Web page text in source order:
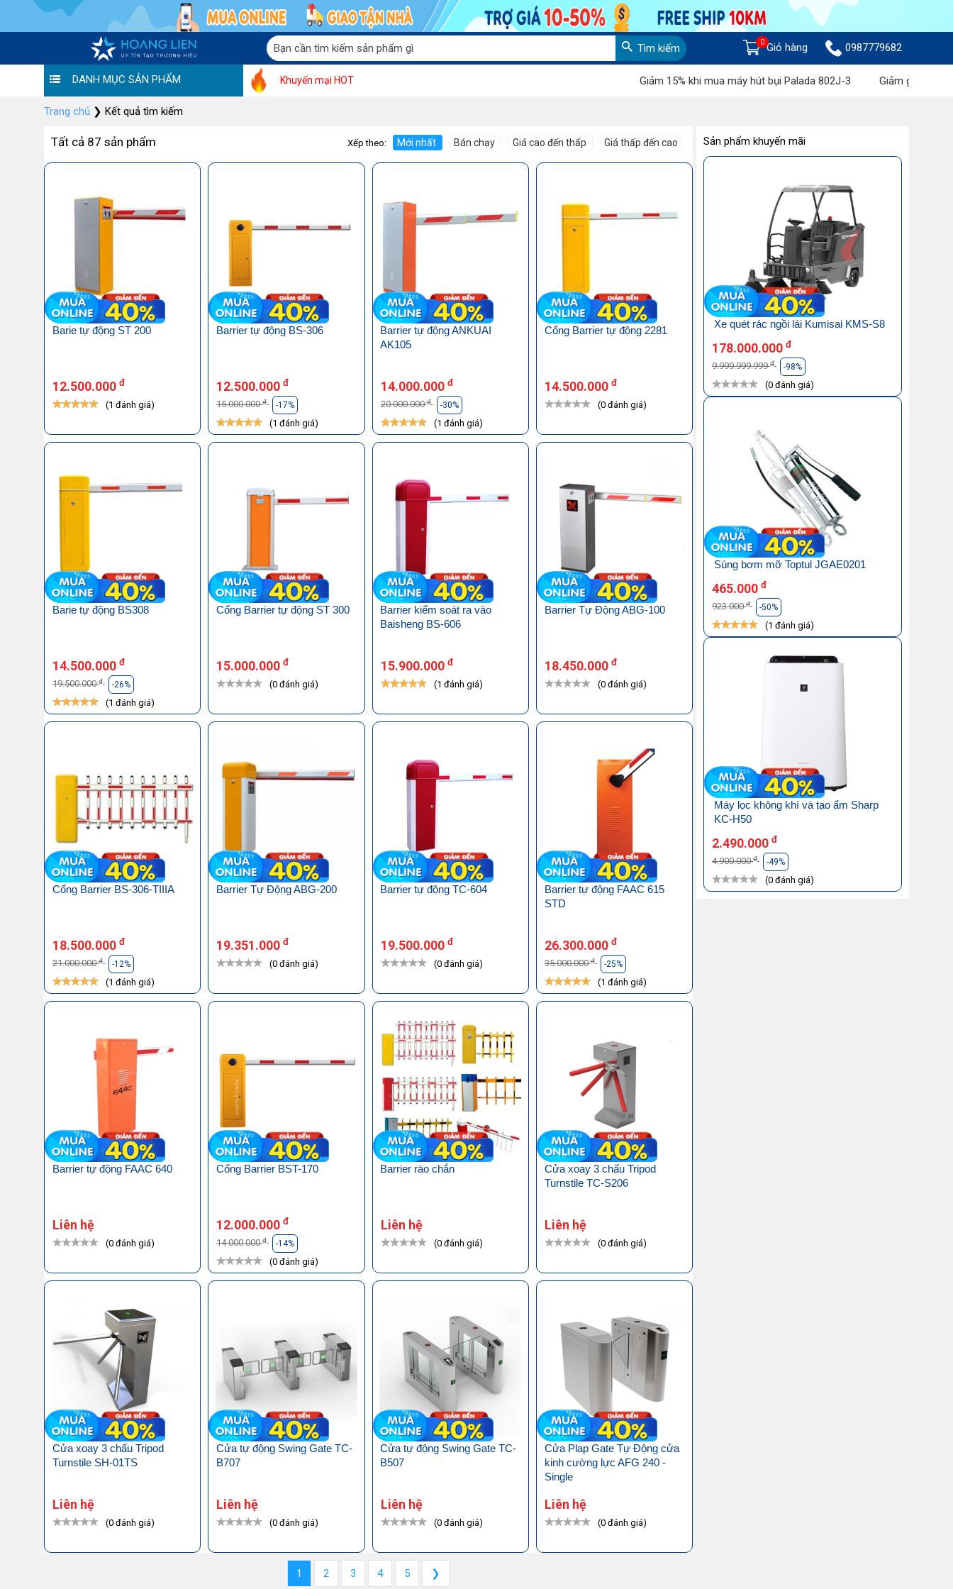
Tìm kiếm 0 Giỏ hàng 0987779682
DANH MỤC SẢN PHẨM Khuyến mại HOT Giảm 15% khi mua máy hút bụi Palada 802J-3 Giảm giá lên đến 1
Trang chủ ❯ Kết quả tìm kiếm
Tất cả 87 sản phẩm Xếp theo: Mới nhất Bán chạy Giá cao đến thấp Giá thấp đến cao
Barie tự động ST 200
12.500.000 đ
(1 đánh giá)
Barrier tự động BS-306
12.500.000đ
15.000.000đ -17%
(1 đánh giá)
Barrier tự động ANKUAI
AK105
14.000.000 đ
20.000.000đ -30%
(1 đánh giá)
Cổng Barrier tự động 2281
14.500.000 đ
(0 đánh giá)
Barie tự động BS308
14.500.000 đ
19.500.000đ -26%
(1 đánh giá)
Cổng Barrier tự động ST 300
15.000.000đ
(0 đánh giá)
Barrier kiểm soát ra vào
Baisheng BS-606
15.900.000 đ
(1 đánh giá)
Barrier Tự Động ABG-100
18.450.000 đ
(0 đánh giá)
Cổng Barrier BS-306-TIIIA
18.500.000 đ
21.000.000đ -12%
(1 đánh giá)
Barrier Tự Động ABG-200
19.351.000đ
(0 đánh giá)
Barrier tự động TC-604
19.500.000 đ
(0 đánh giá)
Barrier tự động FAAC 615
STD
26.300.000 đ
35.000.000đ -25%
(1 đánh giá)
Barrier tự động FAAC 640
Liên hệ
(0 đánh giá)
Cổng Barrier BST-170
12.000.000đ
14.000.000đ -14%
(0 đánh giá)
Barrier rào chắn
Liên hệ
(0 đánh giá)
Cửa xoay 3 chấu Tripod
Turnstile TC-S206
Liên hệ
(0 đánh giá)
Cửa xoay 3 chấu Tripod
Turnstile SH-01TS
Liên hệ
(0 đánh giá)
Cửa tự động Swing Gate TC-
B707
Liên hệ
(0 đánh giá)
Cửa tự động Swing Gate TC-
B507
Liên hệ
(0 đánh giá)
Cửa Plap Gate Tự Động cửa
kinh cường lực AFG 240 -
Single
Liên hệ
(0 đánh giá)
1 2 3 4 5 ❯
Sản phẩm khuyến mãi
Xe quét rác ngồi lái Kumisai KMS-S8
178.000.000 đ
9.999.999.999đ -98%
(0 đánh giá)
Súng bơm mỡ Toptul JGAE0201
465.000 đ
923.000đ -50%
(1 đánh giá)
Máy lọc không khí và tạo ẩm Sharp
KC-H50
2.490.000 đ
4.900.000đ -49%
(0 đánh giá)